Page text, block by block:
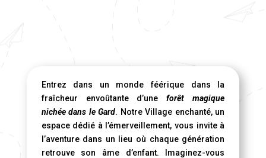
Entrez dans un monde féérique dans la
fraîcheur envoûtante d’uneforêt magique
nichée dans le Gard. Notre Village enchanté, un
espace dédié à l’émerveillement, vous invite à
l’aventure dans un lieu où chaque génération
retrouve son âme d’enfant. Imaginez-vous